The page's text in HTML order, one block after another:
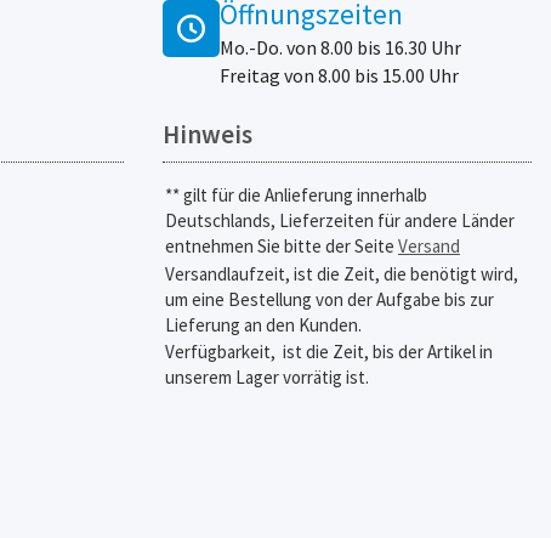
Öffnungszeiten
Mo.-Do. von 8.00 bis 16.30 Uhr
Freitag von 8.00 bis 15.00 Uhr
Hinweis
** gilt für die Anlieferung innerhalb
Deutschlands, Lieferzeiten für andere Länder
entnehmen Sie bitte der Seite Versand
Versandlaufzeit, ist die Zeit, die benötigt wird,
um eine Bestellung von der Aufgabe bis zur
Lieferung an den Kunden.
Verfügbarkeit, ist die Zeit, bis der Artikel in
unserem Lager vorrätig ist.